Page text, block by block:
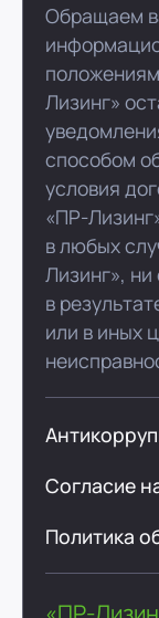
Обращаем
Лизинг»
способом
условия
«ПР-
в любых
Лизинг»,
в
или в иных
Согласие
Политика